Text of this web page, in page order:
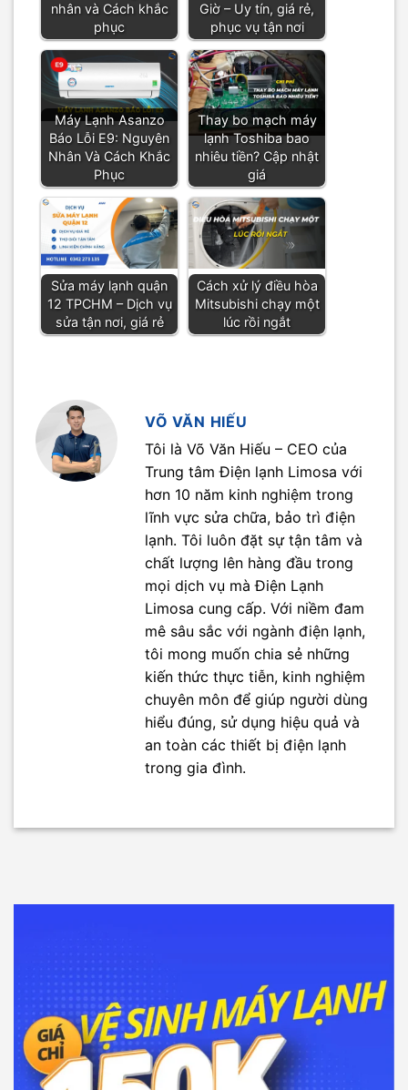
nhân và Cách khắc
phục
Giờ – Uy tín, giá rẻ,
phục vụ tận nơi
Máy Lạnh Asanzo
Báo Lỗi E9: Nguyên
Nhân Và Cách Khắc
Phục
Thay bo mạch máy
lạnh Toshiba bao
nhiêu tiền? Cập nhật
giá
Sửa máy lạnh quận
12 TPCHM – Dịch vụ
sửa tận nơi, giá rẻ
Cách xử lý điều hòa
Mitsubishi chạy một
lúc rồi ngắt
VÕ VĂN HIẾU
Tôi là Võ Văn Hiếu – CEO của
Trung tâm Điện lạnh Limosa với
hơn 10 năm kinh nghiệm trong
lĩnh vực sửa chữa, bảo trì điện
lạnh. Tôi luôn đặt sự tận tâm và
chất lượng lên hàng đầu trong
mọi dịch vụ mà Điện Lạnh
Limosa cung cấp. Với niềm đam
mê sâu sắc với ngành điện lạnh,
tôi mong muốn chia sẻ những
kiến thức thực tiễn, kinh nghiệm
chuyên môn để giúp người dùng
hiểu đúng, sử dụng hiệu quả và
an toàn các thiết bị điện lạnh
trong gia đình.